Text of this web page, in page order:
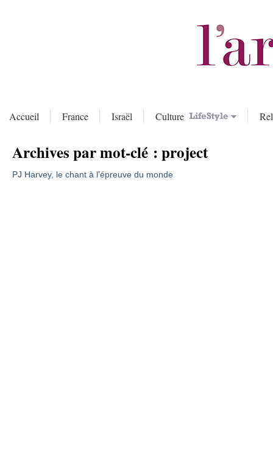
Accueil France Israël Culture
Archives par mot-clé :project
PJ Harvey, le chant à l’épreuve du monde